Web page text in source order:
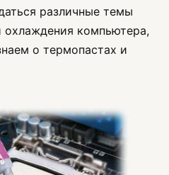
различные темы
охлаждения компьютера,
о термопастах и